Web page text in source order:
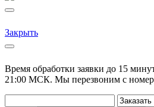
Закрыть
Время обработки заявки до 15
21:00 МСК. Мы перезвоним с